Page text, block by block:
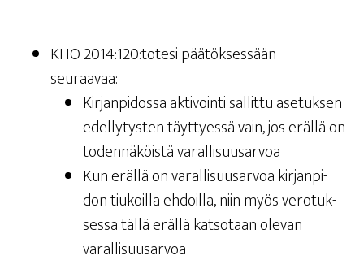
KHO 2014:120:totesi pää­tök­ses­sään
seuraavaa:
Kir­jan­pi­dos­sa akti­voin­ti sal­lit­tu ase­tuk­sen
edel­ly­tys­ten täyt­tyes­sä vain, jos eräl­lä on
toden­nä­köis­tä varallisuusarvoa
Kun eräl­lä on varal­li­suusar­voa kir­jan­pi­
don tiu­koil­la ehdoil­la, niin myös vero­tuk­
ses­sa täl­lä eräl­lä kat­so­taan ole­van
varallisuusarvoa